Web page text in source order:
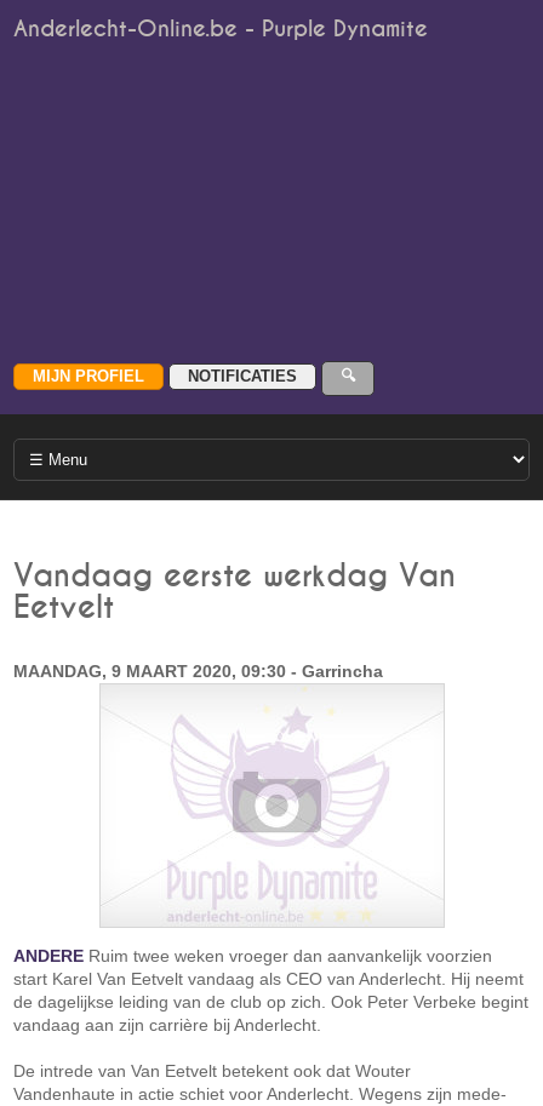
Anderlecht-Online.be - Purple Dynamite
Vandaag eerste werkdag Van
Eetvelt
MAANDAG, 9 MAART 2020, 09:30 - Garrincha
ANDERE Ruim twee weken vroeger dan aanvankelijk voorzien
start Karel Van Eetvelt vandaag als CEO van Anderlecht. Hij neemt
de dagelijkse leiding van de club op zich. Ook Peter Verbeke begint
vandaag aan zijn carrière bij Anderlecht.
De intrede van Van Eetvelt betekent ook dat Wouter
Vandenhaute in actie schiet voor Anderlecht. Wegens zijn mede-